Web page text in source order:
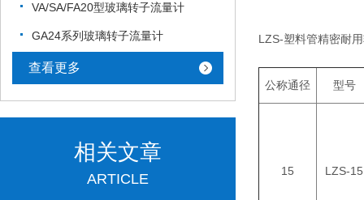
VA/SA/FA20型玻璃转子流量计
GA24系列玻璃转子流量计
查看更多
相关文章
ARTICLE
LZS-塑料管精密耐
公称通径 型号
15 LZS-15